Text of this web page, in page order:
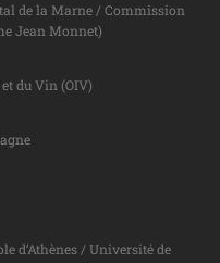
de la Marne / Commission
Jean Monnet)
du Vin (OIV)
d’Athènes / Université de